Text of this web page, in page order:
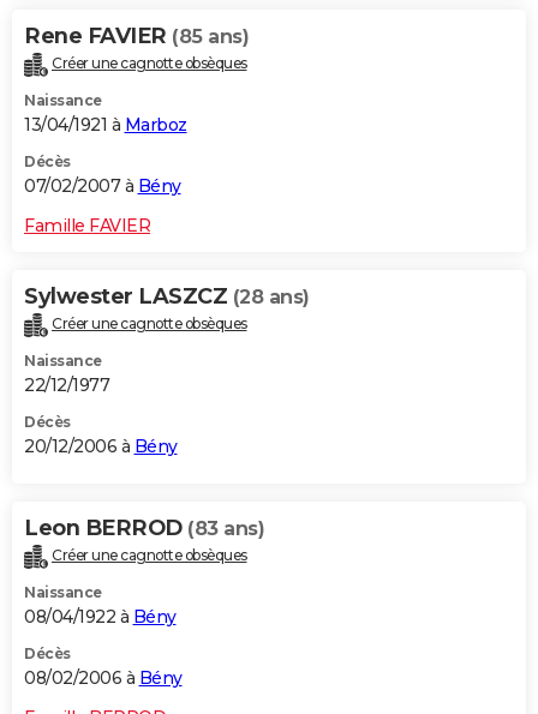
Rene FAVIER (85 ans)
Créer une cagnotte obsèques
Naissance
13/04/1921 à Marboz
Décès
07/02/2007 à Bény
Famille FAVIER
Sylwester LASZCZ (28 ans)
Créer une cagnotte obsèques
Naissance
22/12/1977
Décès
20/12/2006 à Bény
Leon BERROD (83 ans)
Créer une cagnotte obsèques
Naissance
08/04/1922 à Bény
Décès
08/02/2006 à Bény